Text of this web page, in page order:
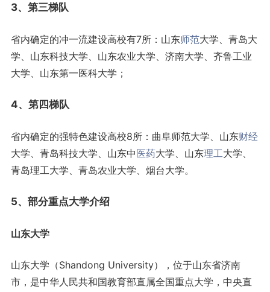
3、第三梯队
省内确定的冲一流建设高校有7所：山东师范大学、青岛大
学、山东科技大学、山东农业大学、济南大学、齐鲁工业
大学、山东第一医科大学；
4、第四梯队
省内确定的强特色建设高校8所：曲阜师范大学、山东财经
大学、青岛科技大学、山东中医药大学、山东理工大学、
青岛理工大学、青岛农业大学、烟台大学。
5、部分重点大学介绍
山东大学
山东大学（Shandong University），位于山东省济南
市，是中华人民共和国教育部直属全国重点大学，中央直